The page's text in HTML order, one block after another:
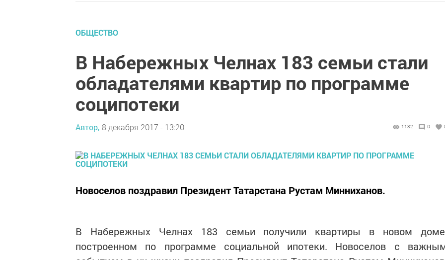
ОБЩЕСТВО
В Набережных Челнах 183 семьи стали
обладателями квартир по программе
соципотеки
Автор, 8 декабря 2017 - 13:20 1132 0
Новоселов поздравил Президент Татарстана Рустам Минниханов.
В Набережных Челнах 183 семьи получили квартиры в новом
построенном по программе социальной ипотеки. Новоселов с